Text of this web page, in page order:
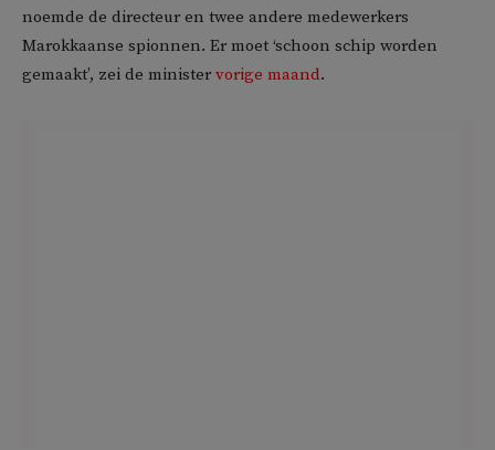
noemde de directeur en twee andere medewerkers
Marokkaanse spionnen. Er moet ‘schoon schip worden
gemaakt’, zei de minister vorige maand.